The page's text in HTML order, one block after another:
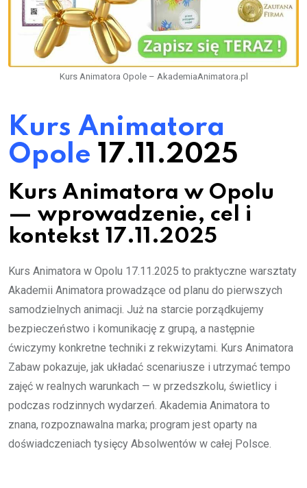
Kurs Animatora Opole – AkademiaAnimatora.pl
Kurs Animatora
Opole 17.11.2025
Kurs Animatora w Opolu
— wprowadzenie, cel i
kontekst 17.11.2025
Kurs Animatora w Opolu 17.11.2025 to praktyczne warsztaty
Akademii Animatora prowadzące od planu do pierwszych
samodzielnych animacji. Już na starcie porządkujemy
bezpieczeństwo i komunikację z grupą, a następnie
ćwiczymy konkretne techniki z rekwizytami. Kurs Animatora
Zabaw pokazuje, jak układać scenariusze i utrzymać tempo
zajęć w realnych warunkach — w przedszkolu, świetlicy i
podczas rodzinnych wydarzeń. Akademia Animatora to
znana, rozpoznawalna marka; program jest oparty na
doświadczeniach tysięcy Absolwentów w całej Polsce.